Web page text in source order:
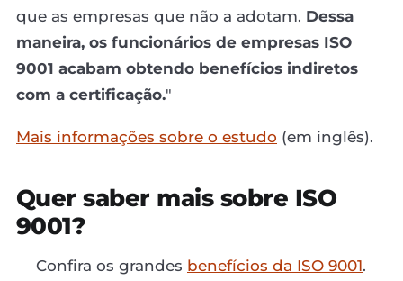
que as empresas que não a adotam. Dessa
maneira, os funcionários de empresas ISO
9001 acabam obtendo benefícios indiretos
com a certificação."
Mais informações sobre o estudo (em inglês).
Quer saber mais sobre ISO
9001?
Confira os grandes benefícios da ISO 9001.